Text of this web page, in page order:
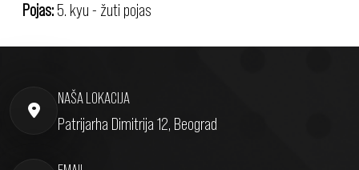
Pojas: 5. kyu - žuti pojas
NAŠA LOKACIJA
Patrijarha Dimitrija 12, Beograd